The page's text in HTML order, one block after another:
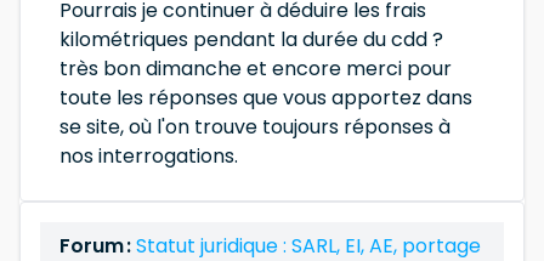
Pourrais je continuer à déduire les frais
kilométriques pendant la durée du cdd ?
très bon dimanche et encore merci pour
toute les réponses que vous apportez dans
se site, où l'on trouve toujours réponses à
nos interrogations.
Forum :Statut juridique : SARL, EI, AE, portage